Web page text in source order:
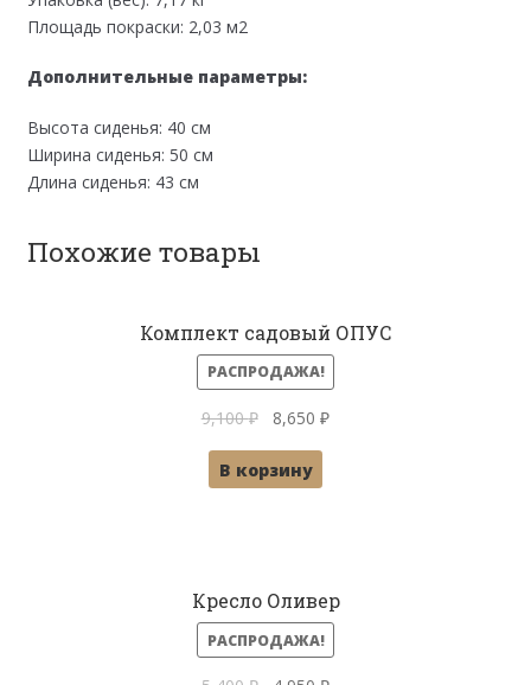
Площадь покраски: 2,03 м2
Дополнительные параметры:
Высота сиденья: 40 см
Ширина сиденья: 50 см
Длина сиденья: 43 см
Похожие товары
Комплект садовый ОПУС
РАСПРОДАЖА!
9,100₽
Первоначальная
составляла
8,650₽Текущая
В корзину
Кресло Оливер
РАСПРОДАЖА!